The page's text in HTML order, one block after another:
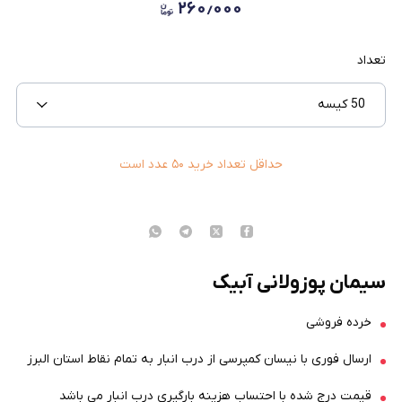
۲۶۰٫۰۰۰
تعداد
50 کیسه
حداقل تعداد خرید ۵۰ عدد است
سیمان پوزولانی آبیک
خرده فروشی
ارسال فوری با نیسان کمپرسی از درب انبار به تمام نقاط استان البرز
قیمت درج شده با احتساب هزینه بارگیری درب انبار می باشد